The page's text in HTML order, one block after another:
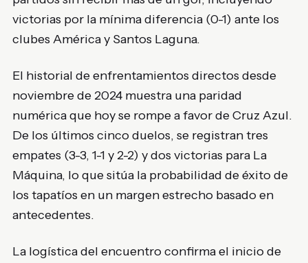
victorias por la mínima diferencia (0-1) ante los
clubes América y Santos Laguna.
El historial de enfrentamientos directos desde
noviembre de 2024 muestra una paridad
numérica que hoy se rompe a favor de Cruz Azul.
De los últimos cinco duelos, se registran tres
empates (3-3, 1-1 y 2-2) y dos victorias para La
Máquina, lo que sitúa la probabilidad de éxito de
los tapatíos en un margen estrecho basado en
antecedentes.
La logística del encuentro confirma el inicio de